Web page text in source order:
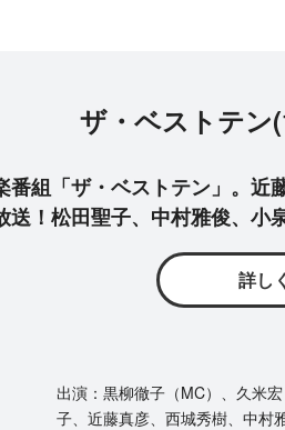
ザ・ベストテン
番組「ザ・ベストテン」。近
送！松田聖子、中村雅俊、小
詳し
黒柳徹子（MC）、久米
子、近藤真彦、西城秀樹、中村